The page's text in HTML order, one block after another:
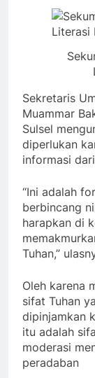
Sekretaris
Muammar
Sulsel
diperlukan
informasi
“Ini adalah
berbincang
harapkan di
Tuhan,”
Oleh karena
sifat Tuhan
dipinjamkan
itu adalah
moderasi
peradaban